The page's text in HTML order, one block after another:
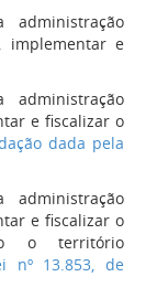
implementar e
e fiscalizar o
dada pela
e fiscalizar o
o território
nº 13.853, de